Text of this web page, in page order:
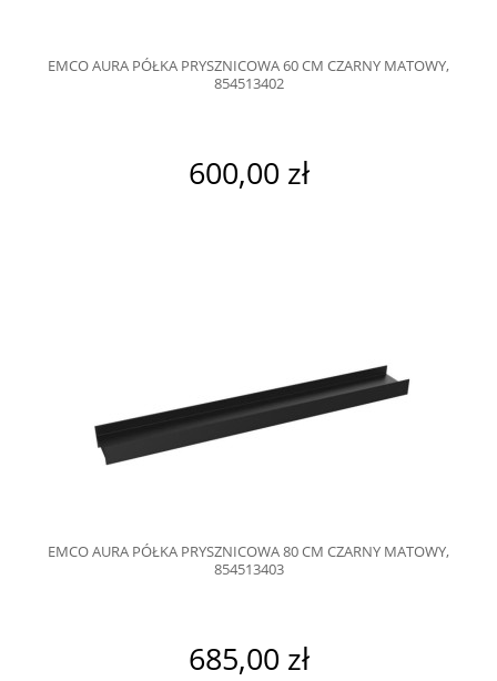
EMCO AURA PÓŁKA PRYSZNICOWA 60 CM CZARNY MATOWY,
854513402
600,00 zł
EMCO AURA PÓŁKA PRYSZNICOWA 80 CM CZARNY MATOWY,
854513403
685,00 zł